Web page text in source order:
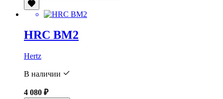
HRC BM2
Hertz
В наличии
4 080 ₽